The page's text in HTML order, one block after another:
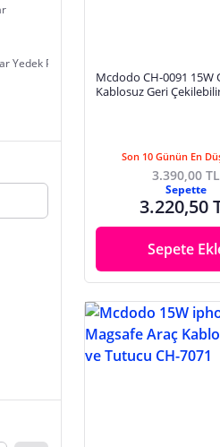
Yedek Parça
Mcdodo CH-0091 15W
Kablosuz Geri
Son 10 Günün En
3.390,00 TL
Sepette
3.220,50
Sepete